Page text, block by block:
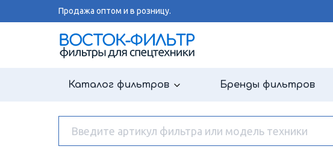
Продажа оптом и в розницу.
Каталог фильтров Бренды фильтров